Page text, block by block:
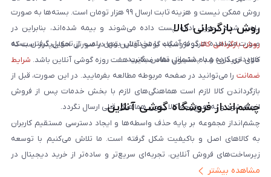
روش ممکن نیست و هزینه ثابت ارسال ۹۹ هزار تومان است. بسته‌ها به صورت
پلمپ شده تحویل اداره پست داده می‌شوند و بیمه شده‌اند، بنابراین در
صورت مشاهده هرگونه آسیب یا مخدوش بودن پلمپ، از تحویل گرفتن بسته
خودداری کرده و با پشتیبانی تماس بگیرید.
روش بازگردانی کالا
روش بازگردانی کالادر فروشگاه گوشی آنلاین تنها در صورتی امکان‌پذیر است که
کالای خریداری شده مشمول مفاد ضمانت هفت روزه گوشی آنلاین باشد. شرایط
ضمانت را می‌توانید در صفحه مربوطه مطالعه بفرمایید. در این صورت، قبل از
بازگرداندن کالا لازم است هماهنگی‌های لازم با بخش خدمات پس از فروش
انجام شود و به هیچ‌وجه کالا بدون هماهنگی قبلی ارسال نگردد.
چشم‌انداز فروشگاه گوشی آنلاین
چشم‌انداز مجموعه بر پایه حذف واسطه‌ها و ایجاد دسترسی مستقیم کاربران
به کالاهای اصل و باکیفیت شکل گرفته است. ما تلاش می‌کنیم با توسعه
زیرساخت‌های فروش آنلاین، تجربه‌ای سریع‌تر و ساده‌تر از خرید دیجیتال در
ایران ارائه دهیم. تبدیل‌شدن به مرجعی قابل اعتماد برای خرید کالای دیجیتال،
مشاهده بیشتر